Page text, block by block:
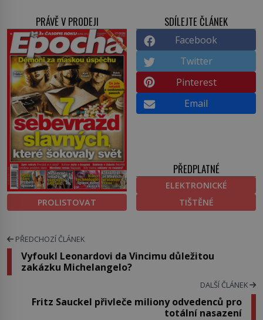
PRÁVĚ V PRODEJI
PROLISTOVAT
SDÍLEJTE ČLÁNEK
Facebook
Twitter
Pinterest
Email
PŘEDPLATNÉ
ELEKTRONICKÉ
TIŠTĚNÉ
PŘEDCHOZÍ ČLÁNEK
Vyfoukl Leonardovi da Vincimu důležitou
zakázku Michelangelo?
DALŠÍ ČLÁNEK
Fritz Sauckel přivleče miliony odvedenců pro
totální nasazení